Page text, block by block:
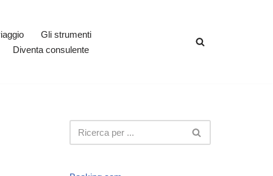
Gli strumenti
Diventa consulente